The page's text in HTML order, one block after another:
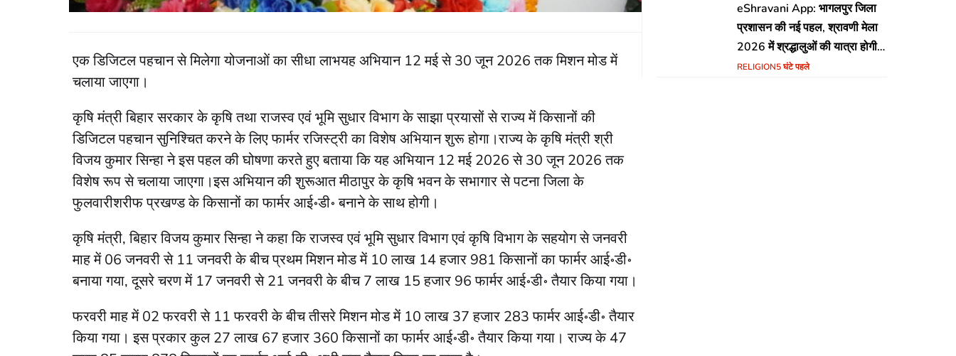
एक डिजिटल पहचान से मिलेगा योजनाओं का सीधा लाभयह अभियान 12 मई से 30 जून 2026 तक मिशन मोड में
चलाया जाएगा।
कृषि मंत्री बिहार सरकार के कृषि तथा राजस्व एवं भूमि सुधार विभाग के साझा प्रयासों से राज्य में किसानों की
डिजिटल पहचान सुनिश्चित करने के लिए फार्मर रजिस्ट्री का विशेष अभियान शुरू होगा।राज्य के कृषि मंत्री श्री
विजय कुमार सिन्हा ने इस पहल की घोषणा करते हुए बताया कि यह अभियान 12 मई 2026 से 30 जून 2026 तक
विशेष रूप से चलाया जाएगा।इस अभियान की शुरूआत मीठापुर के कृषि भवन के सभागार से पटना जिला के
फुलवारीशरीफ प्रखण्ड के किसानों का फार्मर आई॰डी॰ बनाने के साथ होगी।
कृषि मंत्री, बिहार विजय कुमार सिन्हा ने कहा कि राजस्व एवं भूमि सुधार विभाग एवं कृषि विभाग के सहयोग से जनवरी
माह में 06 जनवरी से 11 जनवरी के बीच प्रथम मिशन मोड में 10 लाख 14 हजार 981 किसानों का फार्मर आई॰डी॰
बनाया गया, दूसरे चरण में 17 जनवरी से 21 जनवरी के बीच 7 लाख 15 हजार 96 फार्मर आई॰डी॰ तैयार किया गया।
फरवरी माह में 02 फरवरी से 11 फरवरी के बीच तीसरे मिशन मोड में 10 लाख 37 हजार 283 फार्मर आई॰डी॰ तैयार
किया गया। इस प्रकार कुल 27 लाख 67 हजार 360 किसानों का फार्मर आई॰डी॰ तैयार किया गया। राज्य के 47
eShravani App: भागलपुर जिला
प्रशासन की नई पहल, श्रावणी मेला
2026 में श्रद्धालुओं की यात्रा होगी
सुरक्षित और सुगम
RELIGION5 घंटे पहले